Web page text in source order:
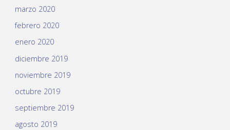
marzo 2020
febrero 2020
enero 2020
diciembre 2019
noviembre 2019
octubre 2019
septiembre 2019
agosto 2019